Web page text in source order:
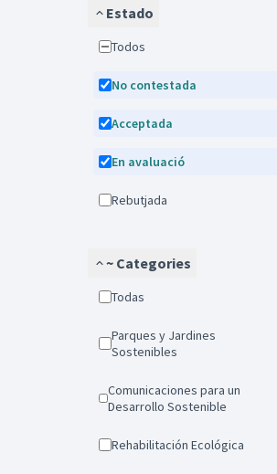
Estado
Todos
No contestada
Acceptada
En avaluació
Rebutjada
~ Categories
Todas
Parques y Jardines
Sostenibles
Comunicaciones para un
Desarrollo Sostenible
Rehabilitación Ecológica